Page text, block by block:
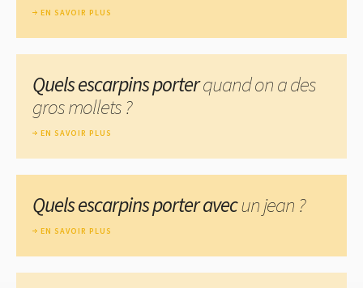
EN SAVOIR PLUS
Quels escarpins porterquand on a des
gros mollets ?
EN SAVOIR PLUS
Quels escarpins porter avecun jean ?
EN SAVOIR PLUS